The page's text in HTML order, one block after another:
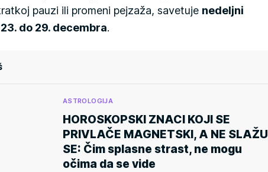
pauzi ili promeni pejzaža, savetuje nedeljni
do 29. decembra.
ASTROLOGIJA
HOROSKOPSKI ZNACI KOJI SE
PRIVLAČE MAGNETSKI, A NE SLAŽU
SE: Čim splasne strast, ne mogu
očima da se vide